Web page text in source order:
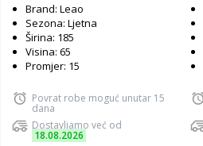
Brand: Leao
Sezona: Ljetna
Širina: 185
Visina: 65
Promjer: 15
Povrat robe moguć unutar 15
dana
Dostavljamo već od
18.08.2026